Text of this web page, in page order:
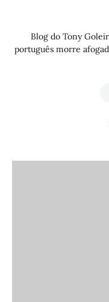
Blog do Tony
português morre